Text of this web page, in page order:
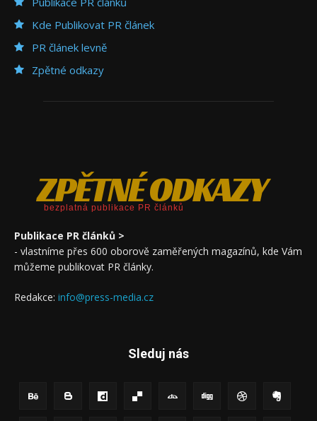
Kde Publikovat PR článek
PR článek levně
Zpětné odkazy
ZPĚTNÉ ODKAZY
bezplatná publikace PR článků
Publikace PR článků >
- vlastníme přes 600 oborově zaměřených magazínů, kde Vám
můžeme publikovat PR články.
Redakce: info@press-media.cz
Sleduj nás